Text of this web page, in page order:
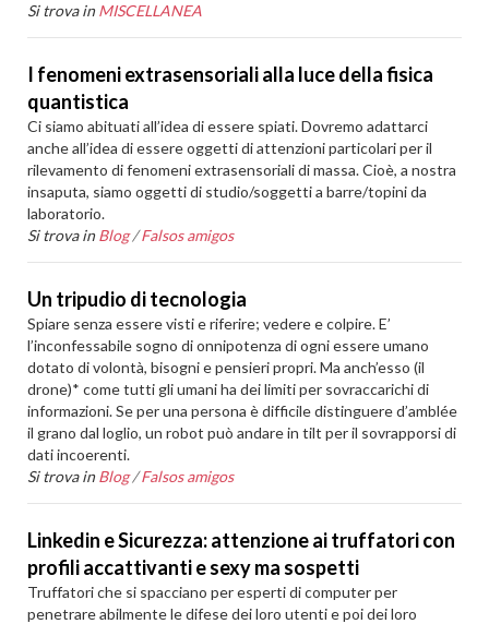
Si trova in MISCELLANEA
I fenomeni extrasensoriali alla luce della fisica
quantistica
Ci siamo abituati all’idea di essere spiati. Dovremo adattarci
anche all’idea di essere oggetti di attenzioni particolari per il
rilevamento di fenomeni extrasensoriali di massa. Cioè, a nostra
insaputa, siamo oggetti di studio/soggetti a barre/topini da
laboratorio.
Si trova in Blog /Falsos amigos
Un tripudio di tecnologia
Spiare senza essere visti e riferire; vedere e colpire. E’
l’inconfessabile sogno di onnipotenza di ogni essere umano
dotato di volontà, bisogni e pensieri propri. Ma anch’esso (il
drone)* come tutti gli umani ha dei limiti per sovraccarichi di
informazioni. Se per una persona è difficile distinguere d’amblée
il grano dal loglio, un robot può andare in tilt per il sovrapporsi di
dati incoerenti.
Si trova in Blog /Falsos amigos
Linkedin e Sicurezza: attenzione ai truffatori con
profili accattivanti e sexy ma sospetti
Truffatori che si spacciano per esperti di computer per
penetrare abilmente le difese dei loro utenti e poi dei loro